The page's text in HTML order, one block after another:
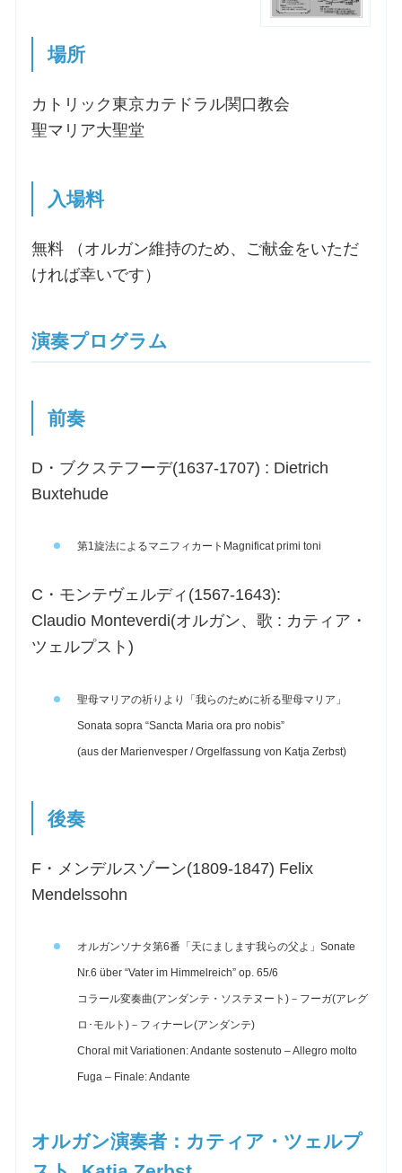
場所
カトリック東京カテドラル関口教会
聖マリア大聖堂
入場料
無料 （オルガン維持のため、ご献金をいただ
ければ幸いです）
演奏プログラム
前奏
D・ブクステフーデ(1637-1707) : Dietrich
Buxtehude
第1旋法によるマニフィカートMagnificat primi toni
C・モンテヴェルディ(1567-1643):
Claudio Monteverdi(オルガン、歌 : カティア・
ツェルプスト)
聖母マリアの祈りより「我らのために祈る聖母マリア」
Sonata sopra “Sancta Maria ora pro nobis”
(aus der Marienvesper / Orgelfassung von Katja Zerbst)
後奏
F・メンデルスゾーン(1809-1847) Felix
Mendelssohn
オルガンソナタ第6番「天にまします我らの父よ」Sonate
Nr.6 über “Vater im Himmelreich” op. 65/6
コラール変奏曲(アンダンテ・ソステヌート)－フーガ(アレグ
ロ･モルト)－フィナーレ(アンダンテ)
Choral mit Variationen: Andante sostenuto – Allegro molto
Fuga – Finale: Andante
オルガン演奏者：カティア・ツェルプ